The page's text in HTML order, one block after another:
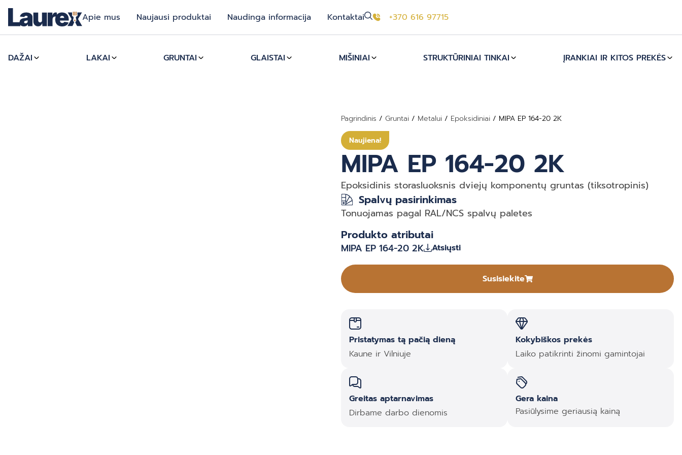
Apie mus Naujausi produktai Naudinga informacija Kontaktai +370 616 97715
DAŽAI LAKAI GRUNTAI GLAISTAI MIŠINIAI STRUKTŪRINIAI TINKAI ĮRANKIAI IR KITOS PREKĖS
Pagrindinis / Gruntai / Metalui / Epoksidiniai / MIPA EP 164-20 2K
Naujiena!
MIPA EP 164-20 2K
Epoksidinis storasluoksnis dviejų komponentų gruntas (tiksotropinis)
Spalvų pasirinkimas
Tonuojamas pagal RAL/NCS spalvų paletes
Produkto atributai
MIPA EP 164-20 2K Atsiųsti
Susisiekite
Pristatymas tą pačią dieną
Kaune ir Vilniuje
Kokybiškos prekės
Laiko patikrinti žinomi gamintojai
Greitas aptarnavimas
Dirbame darbo dienomis
Gera kaina
Pasiūlysime geriausią kainą